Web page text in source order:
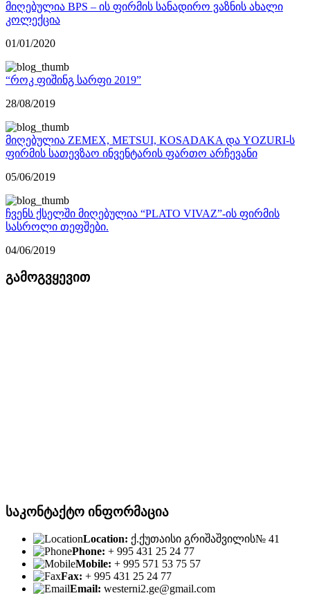
მიღებულია BPS – ის ფირმის სანადირო ვაზნის ახალი
კოლექცია
01/01/2020
“როკ ფიშინგ სარფი 2019”
28/08/2019
მიღებულია ZEMEX, METSUI, KOSADAKA და YOZURI-ს
ფირმის სათევზაო ინვენტარის ფართო არჩევანი
05/06/2019
ჩვენს ქსელში მიღებულია “PLATO VIVAZ”-ის ფირმის
სასროლი თეფშები.
04/06/2019
გამოგვყევით
საკონტაქტო ინფორმაცია
Location: ქ.ქუთაისი გრიშაშვილის№ 41
Phone: + 995 431 25 24 77
Mobile: + 995 571 53 75 57
Fax: + 995 431 25 24 77
Email: westerni2.ge@gmail.com